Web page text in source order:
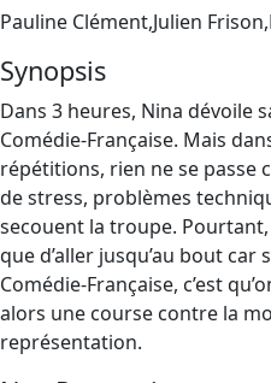
Pauline Clément,Julien
Synopsis
Dans 3 heures, Nina dévoile
Comédie-Française. Mais
répétitions, rien ne se passe
de stress, problèmes
secouent la troupe. Pourtant,
que d’aller jusqu’au bout car
Comédie-Française, c’est
alors une course contre la
représentation.